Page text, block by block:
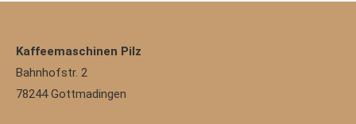
Kaffeemaschinen Pilz
Bahnhofstr. 2
78244 Gottmadingen